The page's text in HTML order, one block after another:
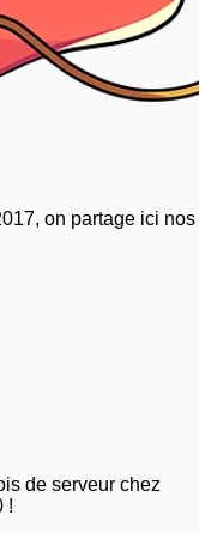
on partage ici nos
de serveur chez
!